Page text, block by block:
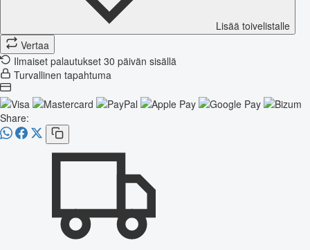
Lisää toivelistalle
Vertaa
Ilmaiset palautukset 30 päivän sisällä
Turvallinen tapahtuma
Share: